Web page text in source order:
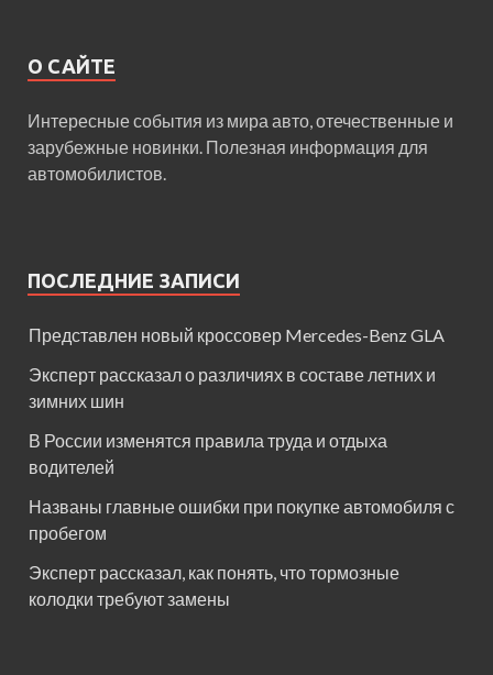
О САЙТЕ
Интересные события из мира авто, отечественные и
зарубежные новинки. Полезная информация для
автомобилистов.
ПОСЛЕДНИЕ ЗАПИСИ
Представлен новый кроссовер Mercedes-Benz GLA
Эксперт рассказал о различиях в составе летних и
зимних шин
В России изменятся правила труда и отдыха
водителей
Названы главные ошибки при покупке автомобиля с
пробегом
Эксперт рассказал, как понять, что тормозные
колодки требуют замены